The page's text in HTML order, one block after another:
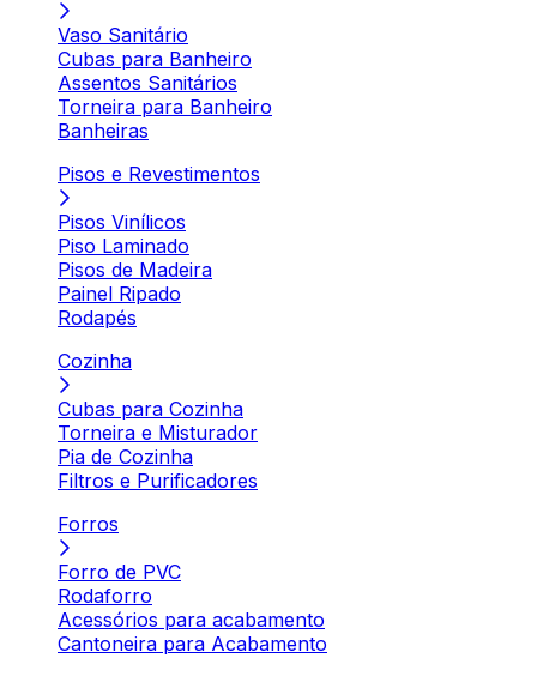
Vaso Sanitário
Cubas para Banheiro
Assentos Sanitários
Torneira para Banheiro
Banheiras
Pisos e Revestimentos
Pisos Vinílicos
Piso Laminado
Pisos de Madeira
Painel Ripado
Rodapés
Cozinha
Cubas para Cozinha
Torneira e Misturador
Pia de Cozinha
Filtros e Purificadores
Forros
Forro de PVC
Rodaforro
Acessórios para acabamento
Cantoneira para Acabamento